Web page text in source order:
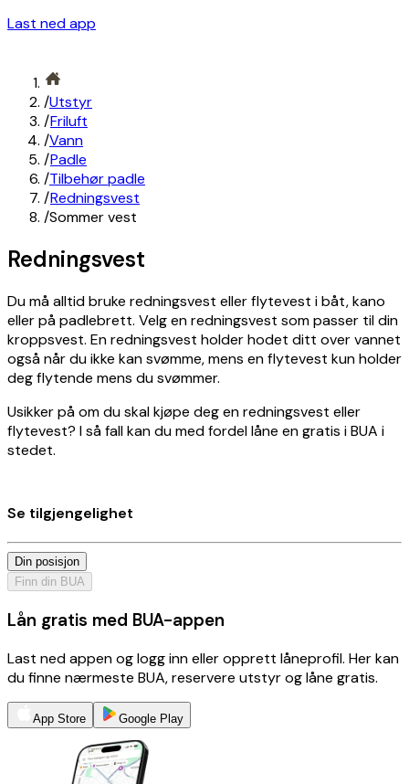
Last ned app
/Utstyr
/Friluft
/Vann
/Padle
/Tilbehør padle
/Redningsvest
/Sommer vest
Redningsvest
Du må alltid bruke redningsvest eller flytevest i båt, kano
eller på padlebrett. Velg en redningsvest som passer til din
kroppsvest. En redningsvest holder hodet ditt over vannet
også når du ikke kan svømme, mens en flytevest kun holder
deg flytende mens du svømmer.
Usikker på om du skal kjøpe deg en redningsvest eller
flytevest? I så fall kan du med fordel låne en gratis i BUA i
stedet.
Se tilgjengelighet
Din posisjon
Finn din BUA
Lån gratis med BUA-appen
Last ned appen og logg inn eller opprett låneprofil. Her kan
du finne nærmeste BUA, reservere utstyr og låne gratis.
App Store Google Play